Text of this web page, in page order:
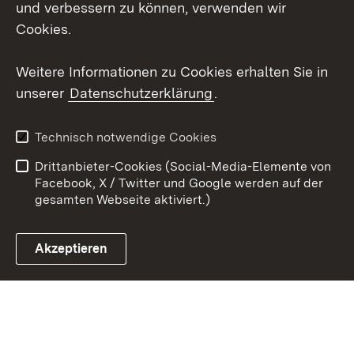
Link zum Landesportal
Datenschutz
Barrierefreiheit
Impressum
Cookies
und verbessern zu können, verwenden wir
Cookies.
Weitere Informationen zu Cookies erhalten Sie in
unserer Datenschutzerklärung.
Technisch notwendige Cookies
Drittanbieter-Cookies (Social-Media-Elemente von
Facebook, X / Twitter und Google werden auf der
gesamten Webseite aktiviert.)
Akzeptieren